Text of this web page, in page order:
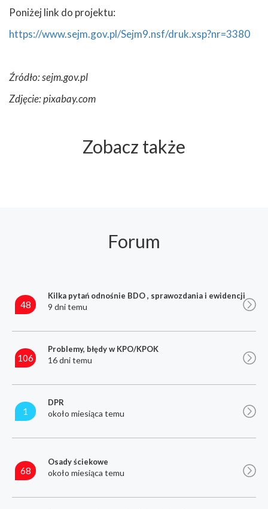
Poniżej link do projektu:
https://www.sejm.gov.pl/Sejm9.nsf/druk.xsp?nr=3380
Źródło: sejm.gov.pl
Zdjęcie: pixabay.com
Zobacz także
Forum
48
Kilka pytań odnośnie BDO , sprawozdania i ewidencji
9 dni temu
106
Problemy, błędy w KPO/KPOK
16 dni temu
1
DPR
około miesiąca temu
68
Osady ściekowe
około miesiąca temu